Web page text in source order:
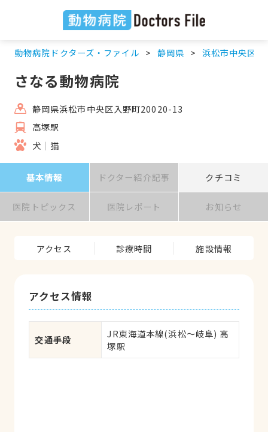
動物病院ドクターズ・ファイル 静岡県 浜松市中央区
さなる動物病院
静岡県浜松市中央区入野町20020-13
高塚駅
犬
猫
基本情報 ドクター紹介記事 クチコミ
医院トピックス 医院レポート お知らせ
アクセス 診療時間 施設情報
アクセス情報
交通手段
JR東海道本線(浜松～岐阜) 高
塚駅